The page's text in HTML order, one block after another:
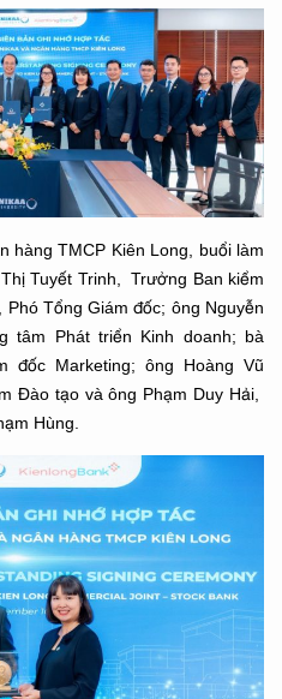
hàng TMCP Kiên Long, buổi làm
Tuyết Trinh, Trưởng Ban kiểm
Tổng Giám đốc; ông Nguyễn
tâm Phát triển Kinh doanh; bà
đốc Marketing; ông Hoàng Vũ
Đào tạo và ông Phạm Duy Hải,
Hùng.